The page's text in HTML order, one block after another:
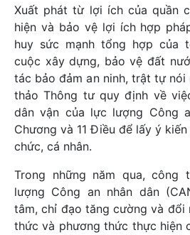
Xuất phát từ lợi ích của quần
hiện và bảo vệ lợi ích hợp
huy sức mạnh tổng hợp của
cuộc xây dựng, bảo vệ đất
tác bảo đảm an ninh, trật tự nói
thảo Thông tư quy định về
dân vận của lực lượng Công
Chương và 11 Điều để lấy ý
chức, cá nhân.
Trong những năm qua, công
lượng Công an nhân dân
tâm, chỉ đạo tăng cường và đổi
thức và phương thức thực hiện